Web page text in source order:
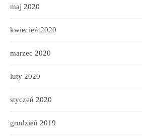
maj 2020
kwiecień 2020
marzec 2020
luty 2020
styczeń 2020
grudzień 2019